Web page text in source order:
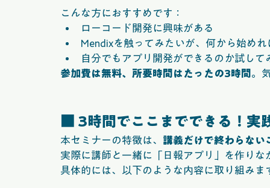
こんな方におすすめです：
ローコード開発に興味がある
Mendixを触ってみたいが、何から始め
自分でもアプリ開発ができるのか試して
参加費は無料、所要時間はたったの3時間。
■ 3時間でここまでできる！実
本セミナーの特徴は、 講義だけで終わらない
実際に講師と一緒に「日報アプリ」を作り
具体的には、以下のような内容に取り組みま